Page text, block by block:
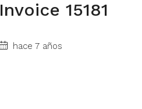
Invoice 15181
hace 7 años